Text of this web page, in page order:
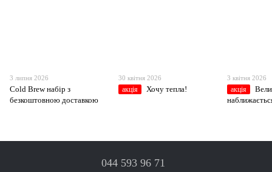
3 липня 2026
Cold Brew набір з
безкоштовною доставкою
30 квітня 2026
акція Хочу тепла!
3 квітня 2026
акція
044 593 96 71